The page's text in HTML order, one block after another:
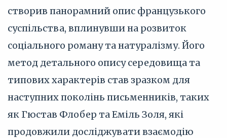
створив панорамний опис французького
суспільства, вплинувши на розвиток
соціального роману та натуралізму. Його
метод детального опису середовища та
типових характерів став зразком для
наступних поколінь письменників, таких
як Гюстав Флобер та Еміль Золя, які
продовжили досліджувати взаємодію